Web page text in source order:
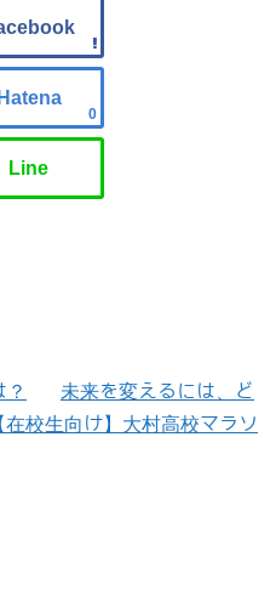
0
未来を変えるには、ど
在校生向け】大村高校マラソ